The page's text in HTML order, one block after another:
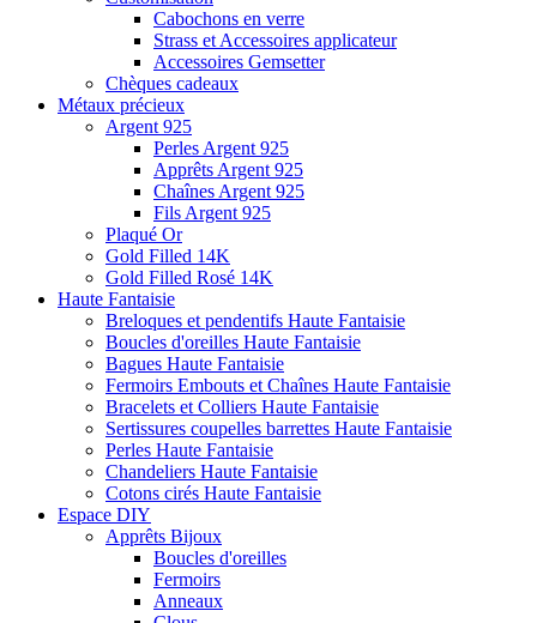
Cabochons en verre
Strass et Accessoires applicateur
Accessoires Gemsetter
Chèques cadeaux
Métaux précieux
Argent 925
Perles Argent 925
Apprêts Argent 925
Chaînes Argent 925
Fils Argent 925
Plaqué Or
Gold Filled 14K
Gold Filled Rosé 14K
Haute Fantaisie
Breloques et pendentifs Haute Fantaisie
Boucles d'oreilles Haute Fantaisie
Bagues Haute Fantaisie
Fermoirs Embouts et Chaînes Haute Fantaisie
Bracelets et Colliers Haute Fantaisie
Sertissures coupelles barrettes Haute Fantaisie
Perles Haute Fantaisie
Chandeliers Haute Fantaisie
Cotons cirés Haute Fantaisie
Espace DIY
Apprêts Bijoux
Boucles d'oreilles
Fermoirs
Anneaux